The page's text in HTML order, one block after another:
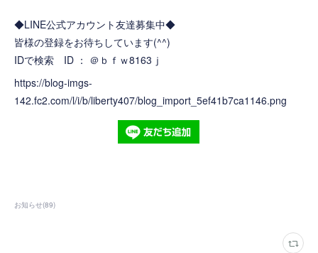
◆LINE公式アカウント友達募集中◆
皆様の登録をお待ちしています(^^)
IDで検索 ID ： ＠ｂｆｗ8163ｊ
https://blog-imgs-
142.fc2.com/l/i/b/liberty407/blog_import_5ef41b7ca1146.png
お知らせ(89)